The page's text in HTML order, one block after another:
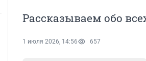
Рассказываем обо
1 июля 2026, 14:56 657